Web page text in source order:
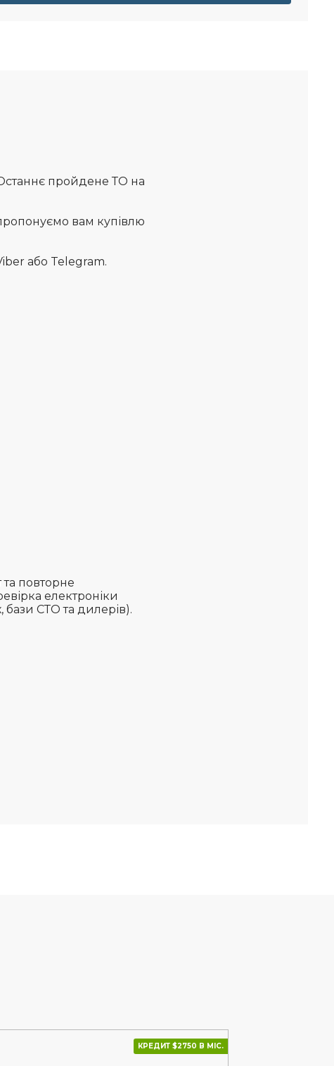
пройдене ТО на
вам купівлю
або Telegram.
повторне
електроніки
бази СТО та дилерів).
КРЕДИТ $2750 В МІС.